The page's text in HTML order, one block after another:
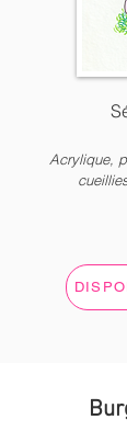
Acrylique,